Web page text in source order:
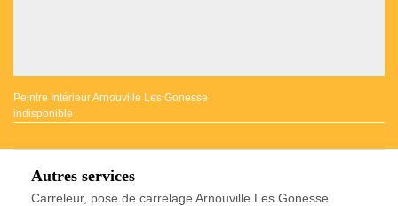
Peintre Intérieur Arnouville Les Gonesse
indisponible
Autres services
Carreleur, pose de carrelage Arnouville Les Gonesse